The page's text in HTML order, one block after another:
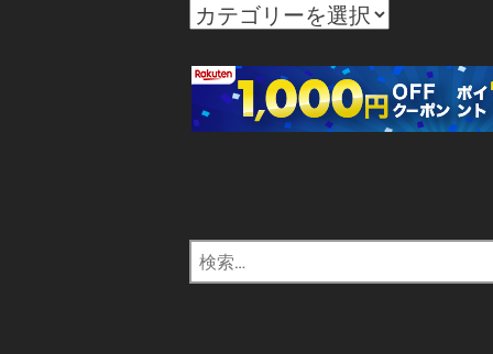
カ
ゴ
リ
ー
検
索: